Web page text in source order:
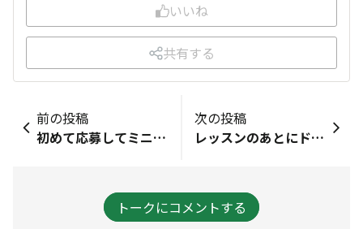
いいね
共有する
前の投稿
初めて応募してミニ薔薇が当たり🎯今日受け取ってきました🥰 咲かすのがあまり上手ではないのですが🌹 楽しんで育てますね✨✨
次の投稿
レッスンのあとにドリンクチケットが5月31日までだったのでスタバへ！！ スタバの定番フードだとこれが一番好きです♥ ドリンクはマンゴーの新作♥ おしぼりに手書きでコメントが(˘ •̥◽︎•̥ ˘) コメント、嬉しいですꔛ‬♡‪と伝えましたっ。 また来たいと思える店舗さんです( ˙꒳​˙ᐢ )
トークにコメントする